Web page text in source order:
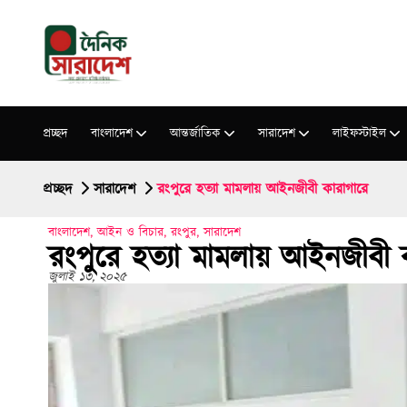
প্রচ্ছদ বাংলাদেশ আন্তর্জাতিক সারাদেশ লাইফস্টাইল
প্রচ্ছদ সারাদেশ রংপুরে হত্যা মামলায় আইনজীবী কারাগারে
বাংলাদেশ,আইন ও বিচার,রংপুর,সারাদেশ
রংপুরে হত্যা মামলায় আইনজীবী
জুলাই ১৩, ২০২৫